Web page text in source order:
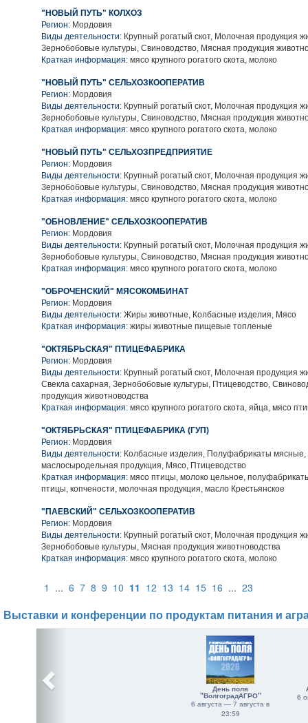
"НОВЫЙ ПУТЬ" КОЛХОЗ
Регион: Мордовия
Виды деятельности: Крупный рогатый скот, Молочная продукция
Зернобобовые культуры, Свиноводство, Мясная продукция
Краткая информация: мясо крупного рогатого скота, молоко
"НОВЫЙ ПУТЬ" СЕЛЬХОЗКООПЕРАТИВ
Регион: Мордовия
Виды деятельности: Крупный рогатый скот, Молочная продукция
Зернобобовые культуры, Свиноводство, Мясная продукция
Краткая информация: мясо крупного рогатого скота, молоко
"НОВЫЙ ПУТЬ" СЕЛЬХОЗПРЕДПРИЯТИЕ
Регион: Мордовия
Виды деятельности: Крупный рогатый скот, Молочная продукция
Зернобобовые культуры, Свиноводство, Мясная продукция
Краткая информация: мясо крупного рогатого скота, молоко
"ОБНОВЛЕНИЕ" СЕЛЬХОЗКООПЕРАТИВ
Регион: Мордовия
Виды деятельности: Крупный рогатый скот, Молочная продукция
Зернобобовые культуры, Свиноводство, Мясная продукция
Краткая информация: мясо крупного рогатого скота, молоко
"ОБРОЧЕНСКИЙ" МЯСОКОМБИНАТ
Регион: Мордовия
Виды деятельности: Жиры животные, Колбасные изделия, Мясо
Краткая информация: жиры животные пищевые топленые
"ОКТЯБРЬСКАЯ" ПТИЦЕФАБРИКА
Регион: Мордовия
Виды деятельности: Крупный рогатый скот, Молочная продукция
Свекла сахарная, Зернобобовые культуры, Птицеводство,
продукция животноводства
Краткая информация: мясо крупного рогатого скота, яйца, мясо
"ОКТЯБРЬСКАЯ" ПТИЦЕФАБРИКА (ГУП)
Регион: Мордовия
Виды деятельности: Колбасные изделия, Полуфабрикаты
маслосыродельная продукция, Мясо, Птицеводство
Краткая информация: мясо птицы, молоко цельное,
птицы, копчености, молочная продукция, масло Крестьянское
"ПАЕВСКИЙ" СЕЛЬХОЗКООПЕРАТИВ
Регион: Мордовия
Виды деятельности: Крупный рогатый скот, Молочная продукция
Зернобобовые культуры, Мясная продукция животноводства
Краткая информация: мясо крупного рогатого скота, молоко
1 ... 6 7 8 9 10 11 12 13 14 15 16 ... 23
Выставки и конференции по продуктам питания и
День поля
"ВолгоградАГРО"
6 августа — 7 августа в
23:59
6